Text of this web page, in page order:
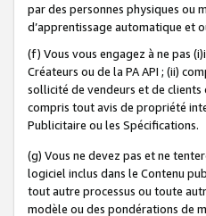
par des personnes physiques ou
d’apprentissage automatique et
(f) Vous vous engagez à ne pas
Créateurs ou de la PA API ; (ii)
sollicité de vendeurs et de
compris tout avis de propriété
Publicitaire ou les Spécifications.
(g) Vous ne devez pas et ne
logiciel inclus dans le Contenu
tout autre processus ou toute
modèle ou des pondérations de